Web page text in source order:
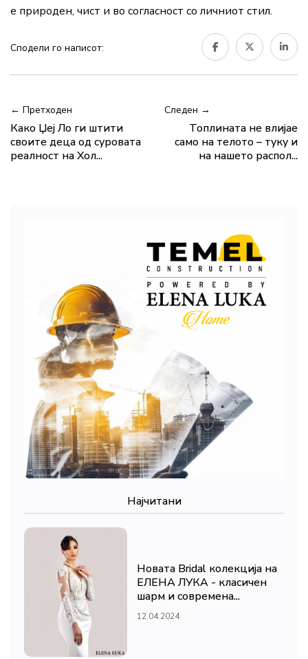
е природен, чист и во согласност со личниот стил.
Сподели го написот:
← Претходен
Како Џеј Ло ги штити
своите деца од суровата
реалност на Хол...
Следен →
Топлината не влијае
само на телото – туку и
на нашето распол...
Најчитани
Новата Bridal колекција на
ЕЛЕНА ЛУКА - класичен
шарм и современа...
12.04.2024